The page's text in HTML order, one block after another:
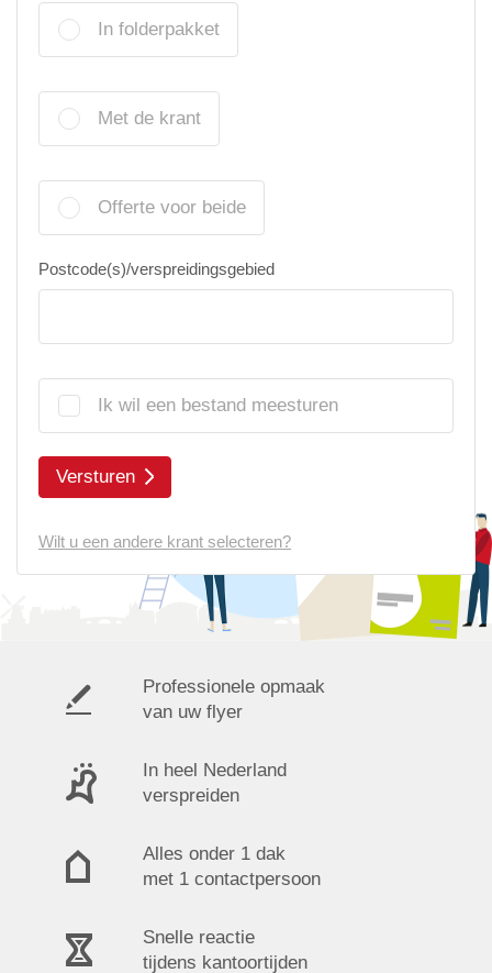
In folderpakket
Met de krant
Offerte voor beide
Postcode(s)/verspreidingsgebied
Ik wil een bestand meesturen
Versturen
Wilt u een andere krant selecteren?
Professionele opmaak
van uw flyer
In heel Nederland
verspreiden
Alles onder 1 dak
met 1 contactpersoon
Snelle reactie
tijdens kantoortijden